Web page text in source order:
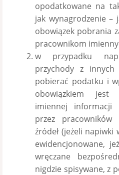
opodatkowane na
jak wynagrodzenie –
obowiązek pobrania
pracownikom
w przypadku
przychody z
pobierać podatku i
obowiązkiem jest
imiennej informacji
przez
źródeł (jeżeli
ewidencjonowane,
wręczane
nigdzie spisywane, z